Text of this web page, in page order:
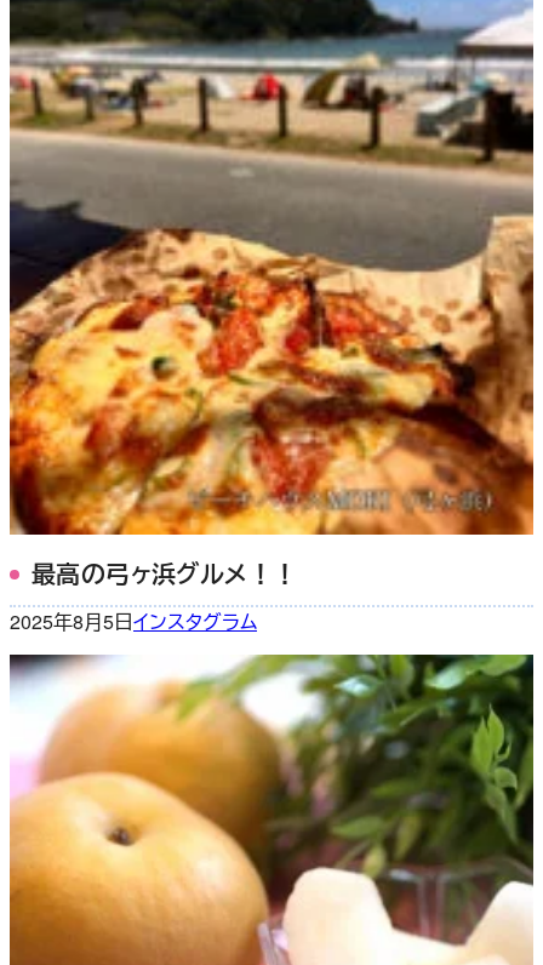
最高の弓ヶ浜グルメ！！
2025年8月5日インスタグラム